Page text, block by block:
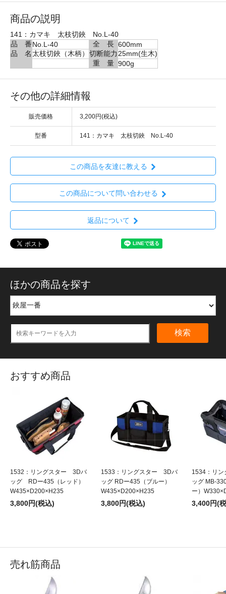
商品の説明
141：カマキ 太枝切鋏 No.L-40
品 番No.L-40 全 長 600mm
品 名 太枝切鋏（木柄） 切断能力 25mm(生木)
重 量 900g
その他の詳細情報
販売価格 3,200円(税込)
型番 141：カマキ 太枝切鋏 No.L-40
この商品を友達に教える
この商品について問い合わせる
返品について
ほかの商品を探す
検索
おすすめ商品
1532：リングスター 3Dバ
ッグ RDー435（レッド）
W435×D200×H235
3,800円(税込)
1533：リングスター 3Dバ
ッグ RDー435（ブルー）
W435×D200×H235
3,800円(税込)
1534：リ
ッグ MB-
ー）
3,400円(
売れ筋商品